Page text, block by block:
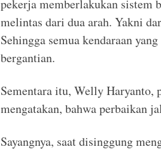
pekerja memberlakukan sistem
melintas dari dua arah. Yakni
Sehingga semua kendaraan
bergantian.
Sementara itu, Welly Haryanto,
mengatakan, bahwa perbaikan
Sayangnya, saat disinggung